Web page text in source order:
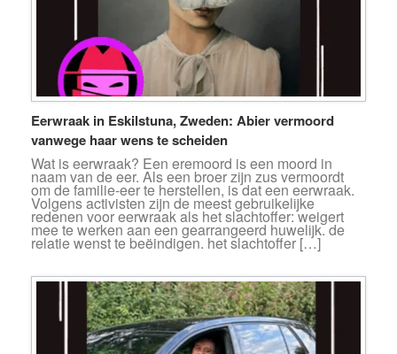
Eerwraak in Eskilstuna, Zweden: Abier vermoord
vanwege haar wens te scheiden
Wat is eerwraak? Een eremoord is een moord in
naam van de eer. Als een broer zijn zus vermoordt
om de familie-eer te herstellen, is dat een eerwraak.
Volgens activisten zijn de meest gebruikelijke
redenen voor eerwraak als het slachtoffer: weigert
mee te werken aan een gearrangeerd huwelijk. de
relatie wenst te beëindigen. het slachtoffer […]